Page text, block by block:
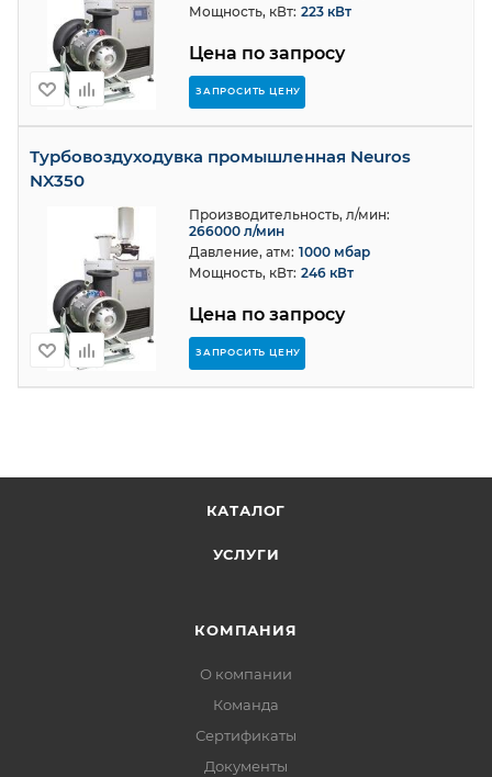
Цена по запросу
ЗАПРОСИТЬ ЦЕНУ
Мощность, кВт: 223 кВт
Турбовоздуходувка промышленная Neuros
NX350
Цена по запросу
ЗАПРОСИТЬ ЦЕНУ
Производительность, л/мин:
266000 л/мин
Давление, атм: 1000 мбар
Мощность, кВт: 246 кВт
КАТАЛОГ
УСЛУГИ
КОМПАНИЯ
О компании
Команда
Сертификаты
Документы